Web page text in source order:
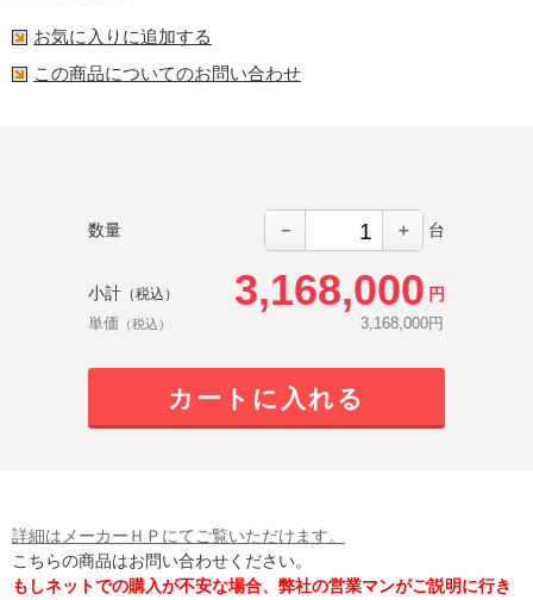
詳細はメーカーＨＰにてご覧いただけます。
こちらの商品はお問い合わせください。
もしネットでの購入が不安な場合、弊社の営業マンがご説明に行き
お気に入りに追加する
この商品についてのお問い合わせ
数量 － ＋ 台
小計 （税込） 3,168,000 円
単価 （税込） 3,168,000円
カートに入れる